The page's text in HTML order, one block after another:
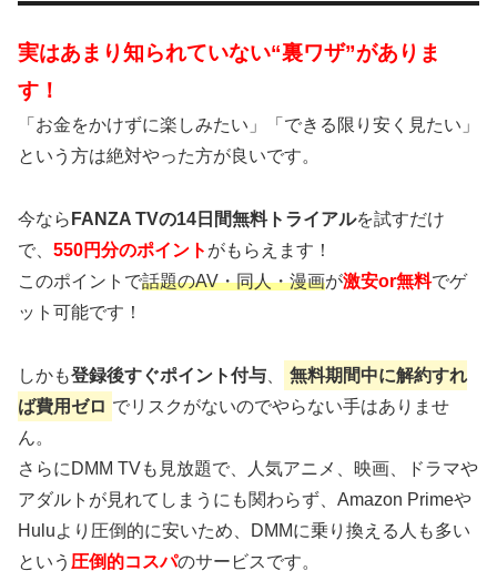
実はあまり知られていない“裏ワザ”がありま
す！
「お金をかけずに楽しみたい」「できる限り安く見たい」
という方は絶対やった方が良いです。
今なら FANZA TVの14日間無料トライアルを試すだけ
で、 550円分のポイント がもらえます！
このポイントで話題のAV・同人・漫画が激安or無料でゲ
ット可能です！
しかも登録後すぐポイント付与
無料期間中に解約すれ
ば費用ゼロ でリスクがないのでやらない手はありませ
ん。
さらにDMM TVも見放題で、人気アニメ、映画、ドラマや
アダルトが見れてしまうにも関わらず、Amazon Primeや
Huluより圧倒的に安いため、DMMに乗り換える人も多い
という 圧倒的コスパのサービスです。